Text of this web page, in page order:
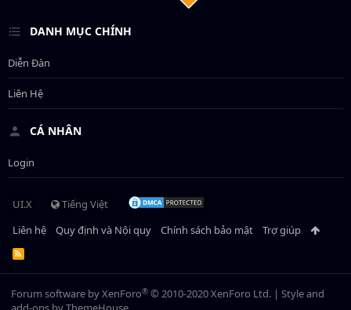
DANH MỤC CHÍNH
Diễn Đàn
Liên Hệ
CÁ NHÂN
Login
UI.X
Tiếng Việt
Liên hệ
Quy định và Nội quy Chính sách bảo mật Trợ giúp
R
S
Forum software by XenForo® © 2010-2020 XenForo Ltd. | Style and